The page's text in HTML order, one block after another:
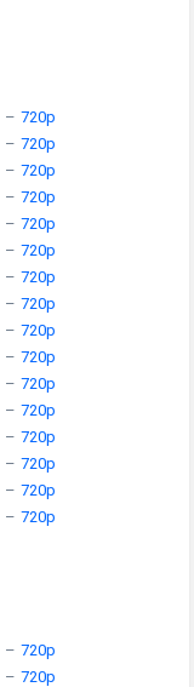
– 720p
– 720p
– 720p
– 720p
– 720p
– 720p
– 720p
– 720p
– 720p
– 720p
– 720p
– 720p
– 720p
– 720p
– 720p
– 720p
– 720p
– 720p